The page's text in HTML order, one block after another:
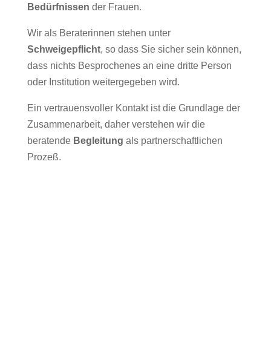
Bedürfnissen der Frauen.
Wir als Beraterinnen stehen unter
Schweigepflicht, so dass Sie sicher sein können,
dass nichts Besprochenes an eine dritte Person
oder Institution weitergegeben wird.
Ein vertrauensvoller Kontakt ist die Grundlage der
Zusammenarbeit, daher verstehen wir die
beratende Begleitung als partnerschaftlichen
Prozeß.